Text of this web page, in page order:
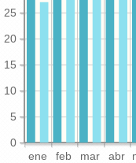
ene feb mar abr
0
5
10
15
20
25